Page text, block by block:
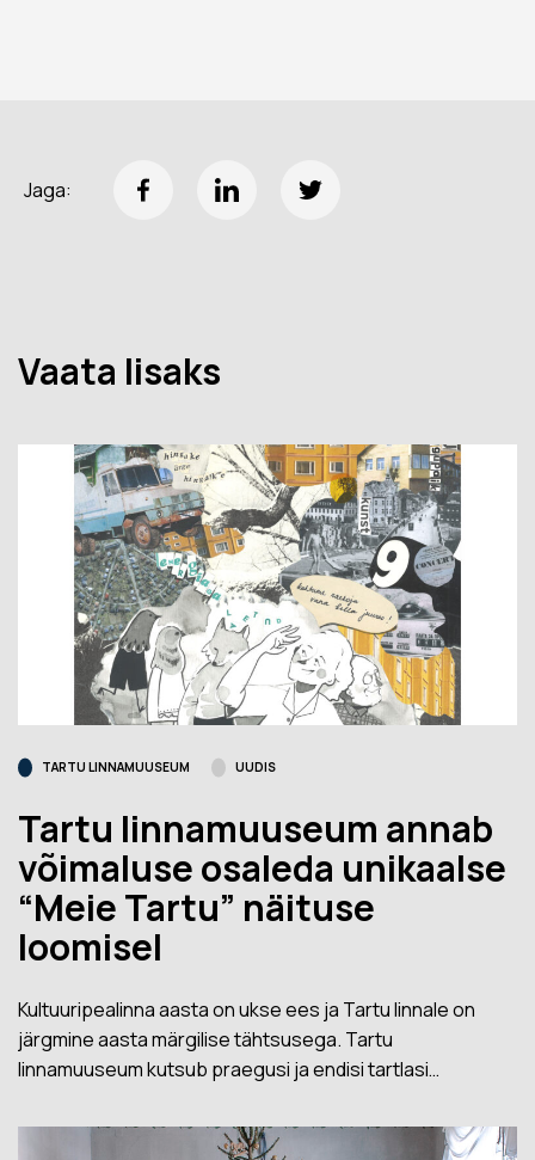
Jaga:
Vaata lisaks
TARTU LINNAMUUSEUM UUDIS
Tartu linnamuuseum annab
võimaluse osaleda unikaalse
“Meie Tartu” näituse
loomisel
Kultuuripealinna aasta on ukse ees ja Tartu linnale on
järgmine aasta märgilise tähtsusega. Tartu
linnamuuseum kutsub praegusi ja endisi tartlasi…